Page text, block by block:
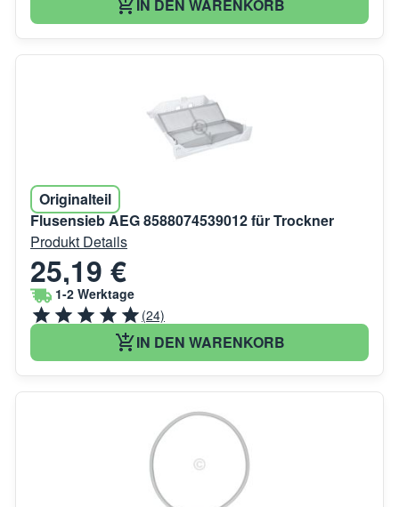
IN DEN WARENKORB
Originalteil
Flusensieb AEG 8588074539012 für Trockner
Produkt Details
25,19 €
1-2 Werktage
(24)
IN DEN WARENKORB